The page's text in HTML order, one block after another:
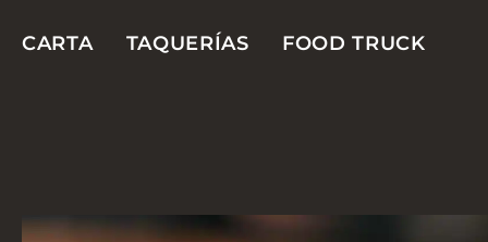
CARTA TAQUERÍAS FOOD TRUCK